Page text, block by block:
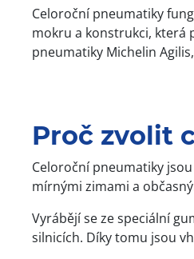
Celoroční pneumatiky
mokru a konstrukci, která
pneumatiky Michelin
Proč zvolit
Celoroční pneumatiky
mírnými zimami a
Vyrábějí se ze speciální
silnicích. Díky tomu jsou